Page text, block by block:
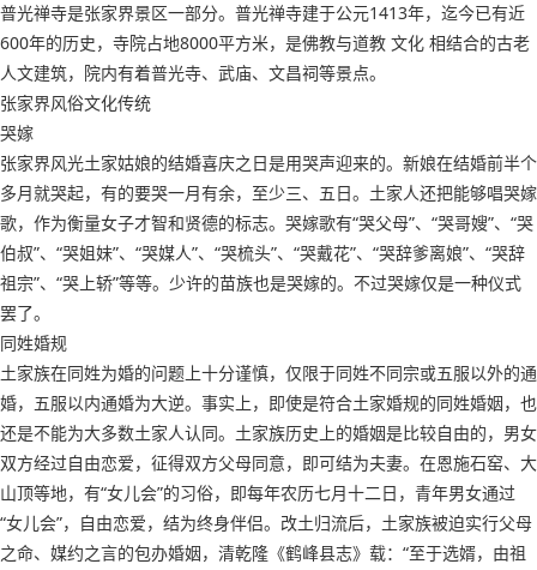
普光禅寺是张家界景区一部分。普光禅寺建于公元1413年，迄今已有近
600年的历史，寺院占地8000平方米，是佛教与道教 文化 相结合的古老
人文建筑，院内有着普光寺、武庙、文昌祠等景点。
张家界风俗文化传统
哭嫁
张家界风光土家姑娘的结婚喜庆之日是用哭声迎来的。新娘在结婚前半个
多月就哭起，有的要哭一月有余，至少三、五日。土家人还把能够唱哭嫁
歌，作为衡量女子才智和贤德的标志。哭嫁歌有“哭父母”、“哭哥嫂”、“哭
伯叔”、“哭姐妹”、“哭媒人”、“哭梳头”、“哭戴花”、“哭辞爹离娘”、“哭辞
祖宗”、“哭上轿”等等。少许的苗族也是哭嫁的。不过哭嫁仅是一种仪式
罢了。
同姓婚规
土家族在同姓为婚的问题上十分谨慎，仅限于同姓不同宗或五服以外的通
婚，五服以内通婚为大逆。事实上，即使是符合土家婚规的同姓婚姻，也
还是不能为大多数土家人认同。土家族历史上的婚姻是比较自由的，男女
双方经过自由恋爱，征得双方父母同意，即可结为夫妻。在恩施石窑、大
山顶等地，有“女儿会”的习俗，即每年农历七月十二日，青年男女通过
“女儿会”，自由恋爱，结为终身伴侣。改土归流后，土家族被迫实行父母
之命、媒约之言的包办婚姻，清乾隆《鹤峰县志》载：“至于选婿，由祖